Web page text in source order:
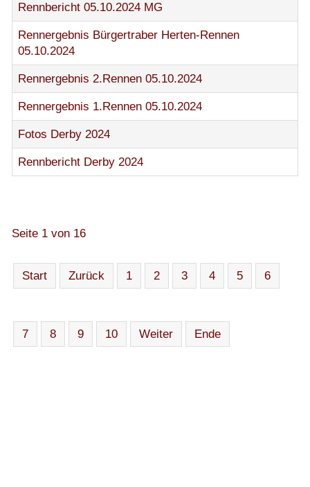
Rennbericht 05.10.2024 MG
Rennergebnis Bürgertraber Herten-Rennen
05.10.2024
Rennergebnis 2.Rennen 05.10.2024
Rennergebnis 1.Rennen 05.10.2024
Fotos Derby 2024
Rennbericht Derby 2024
Seite 1 von 16
Start Zurück 1 2 3 4 5 6
7 8 9 10 Weiter Ende